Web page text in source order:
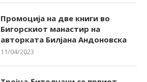
Промоција на две книги во
Бигорскиот манастир на
авторката Билјана Андоновска
11/04/2023